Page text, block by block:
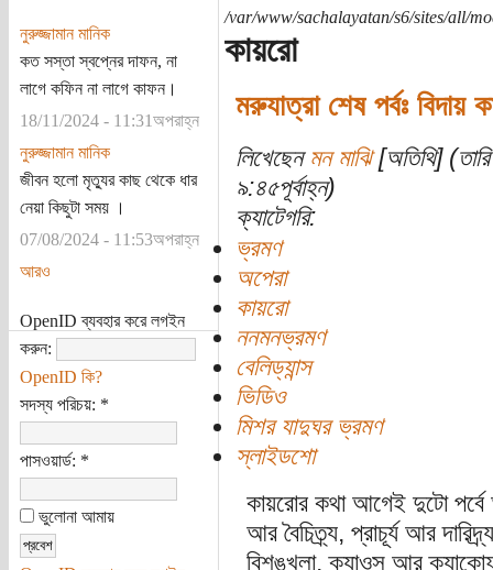
নুরুজ্জামান মানিক
কত সস্তা স্বপ্নের দাফন, না
লাগে কফিন না লাগে কাফন।
18/11/2024 - 11:31অপরাহ্ন
নুরুজ্জামান মানিক
জীবন হলো মৃত্যুর কাছ থেকে ধার
নেয়া কিছুটা সময় ।
07/08/2024 - 11:53অপরাহ্ন
আরও
OpenID ব্যবহার করে লগইন
করুন:
OpenID কি?
সদস্য পরিচয়: *
পাসওয়ার্ড: *
ভুলোনা আমায়
/var/www/sachalayatan/s6/sites/all/
কায়রো
মরুযাত্রা শেষ পর্বঃ
লিখেছেন মন মাঝি[অতিথি]
৯:৪৫পূর্বাহ্ন)
ক্যাটেগরি:
ভ্রমণ
অপেরা
কায়রো
ননমনভ্রমণ
বেলিড্যান্স
ভিডিও
মিশর যাদুঘর ভ্রমণ
স্লাইডশো
কায়রোর কথা আগেই দুটো পর্বে
আর বৈচিত্র্য, প্রাচূর্য আর
বিশৃঙ্খলা, ক্যাওস আর